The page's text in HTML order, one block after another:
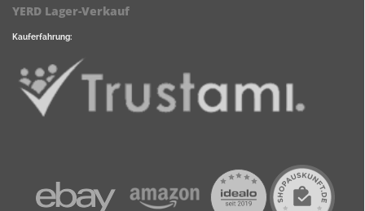
YERD Lager-Verkauf
Kauferfahrung: